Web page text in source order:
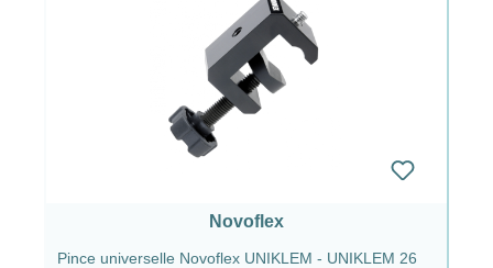
Novoflex
Pince universelle Novoflex UNIKLEM - UNIKLEM 26